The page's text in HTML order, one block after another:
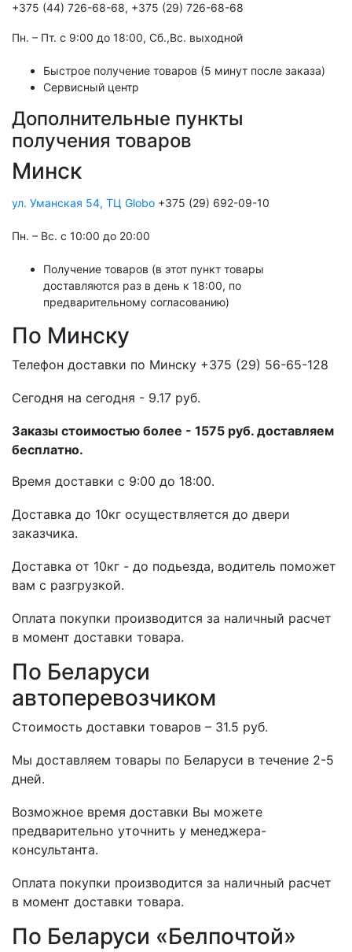
+375 (44) 726-68-68, +375 (29) 726-68-68
Пн. – Пт. с 9:00 до 18:00, Cб.,Вс. выходной
Быстрое получение товаров (5 минут после заказа)
Сервисный центр
Дополнительные пункты
получения товаров
Минск
ул. Уманская 54, ТЦ Globo +375 (29) 692-09-10
Пн. – Вс. с 10:00 до 20:00
Получение товаров (в этот пункт товары
доставляются раз в день к 18:00, по
предварительному согласованию)
По Минску
Телефон доставки по Минску +375 (29) 56-65-128
Cегодня на сегодня - 9.17 руб.
Заказы стоимостью более - 1575 руб. доставляем
бесплатно.
Время доставки с 9:00 до 18:00.
Доставка до 10кг осуществляется до двери
заказчика.
Доставка от 10кг - до подьезда, водитель поможет
вам с разгрузкой.
Оплата покупки производится за наличный расчет
в момент доставки товара.
По Беларуси
автоперевозчиком
Стоимость доставки товаров – 31.5 руб.
Мы доставляем товары по Беларуси в течение 2-5
дней.
Возможное время доставки Вы можете
предварительно уточнить у менеджера-
консультанта.
Оплата покупки производится за наличный расчет
в момент доставки товара.
По Беларуси «Белпочтой»